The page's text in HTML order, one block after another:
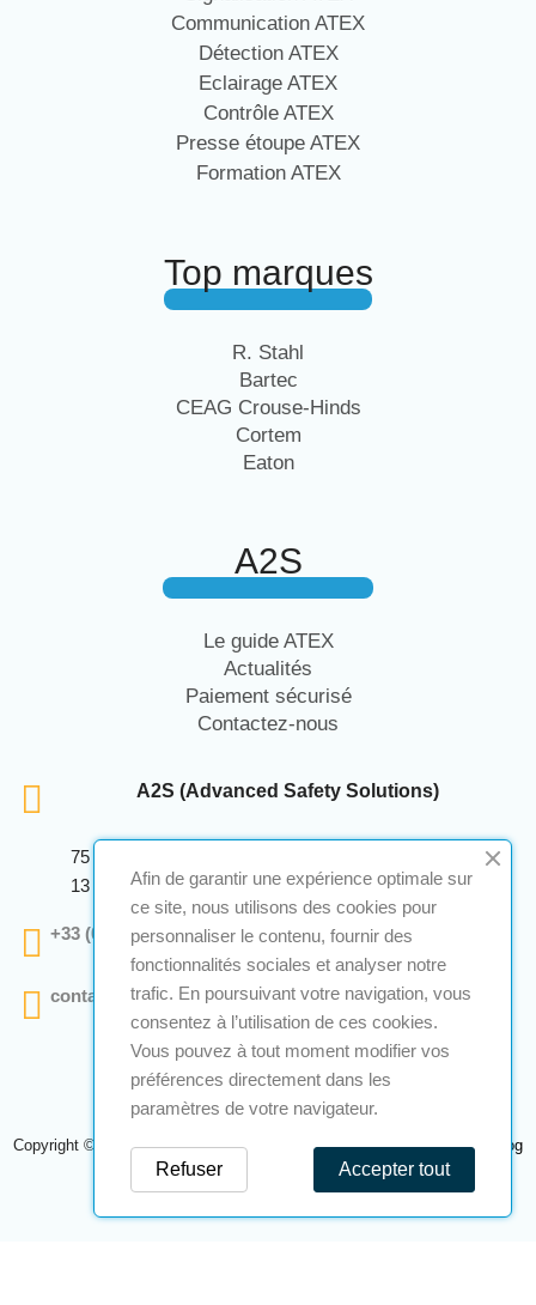
Communication ATEX
Détection ATEX
Eclairage ATEX
Contrôle ATEX
Presse étoupe ATEX
Formation ATEX
Top marques
R. Stahl
Bartec
CEAG Crouse-Hinds
Cortem
Eaton
A2S
Le guide ATEX
Actualités
Paiement sécurisé
Contactez-nous
A2S (Advanced Safety Solutions)
75 Avenue Marcellin Berthelot Anthelios Bâtiment E
13 290 Aix En Provence
+33 (0)4 12 28 00 69
contact@a2s-atex.com
Copyright © 2026 A2S Atex. Tous droits réservés. Une réalisationNavilog
Afin de garantir une expérience optimale sur
ce site, nous utilisons des cookies pour
personnaliser le contenu, fournir des
fonctionnalités sociales et analyser notre
trafic. En poursuivant votre navigation, vous
consentez à l’utilisation de ces cookies.
Vous pouvez à tout moment modifier vos
préférences directement dans les
paramètres de votre navigateur.
Accepter tout
Refuser